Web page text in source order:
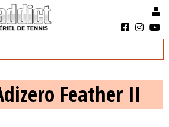
MARQUES & PRODUITS
Feather II